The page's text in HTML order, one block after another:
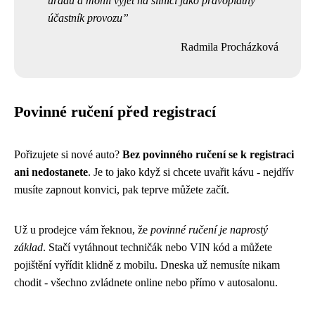
účastník provozu
Radmila Procházková
Povinné ručení před registrací
Pořizujete si nové auto? Bez povinného ručení se k registraci
ani nedostanete. Je to jako když si chcete uvařit kávu - nejdřív
musíte zapnout konvici, pak teprve můžete začít.
Už u prodejce vám řeknou, že povinné ručení je naprostý
základ. Stačí vytáhnout techničák nebo VIN kód a můžete
pojištění vyřídit klidně z mobilu. Dneska už nemusíte nikam
chodit - všechno zvládnete online nebo přímo v autosalonu.